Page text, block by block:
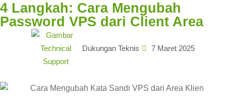
4 Langkah: Cara Mengubah
Password VPS dari Client Area
Dukungan Teknis 7 Maret 2025